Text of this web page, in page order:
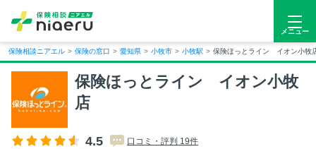
メニュー
保険相談ニアエル > 保険の窓口 > 愛知県 > 小牧市 > 小牧駅 > 保険ほっとライン イオン小牧
保険ほっとライン イオン小牧
店
4.5
口コミ・評判 19件